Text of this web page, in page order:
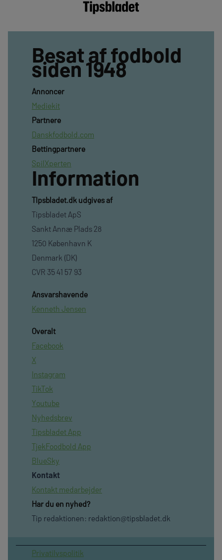
Besat af fodbold
siden 1948
Annoncer
Mediekit
Partnere
Danskfodbold.com
Bettingpartnere
SpilXperten
Information
TIpsbladet.dk udgives af
Tipsbladet ApS
Sankt Annæ Plads 28
1250 København K
Denmark (DK)
CVR 35 41 57 93
Ansvarshavende
Kenneth Jensen
Overalt
Facebook
X
Instagram
TikTok
Youtube
Nyhedsbrev
Tipsbladet App
TjekFoodbold App
BlueSky
Kontakt
Kontakt medarbejder
Har du en nyhed?
Tip redaktionen: redaktion@tipsbladet.dk
Privatilvspolitik